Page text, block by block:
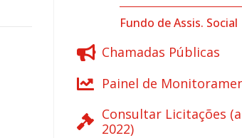
Fundo de Assis. Social
Chamadas Públicas
Painel de
Consultar Licitações
2022)